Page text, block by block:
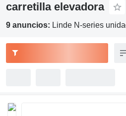
carretilla elevadora
9 anuncios: Linde N-series